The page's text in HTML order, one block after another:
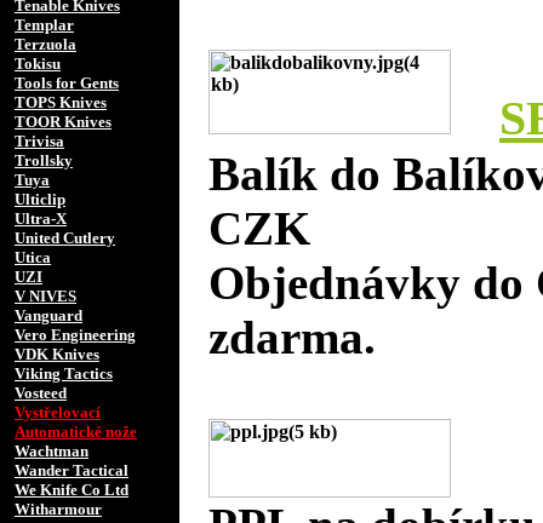
Tenable Knives
Templar
Terzuola
Tokisu
Tools for Gents
TOPS Knives
TOOR Knives
Trivisa
Trollsky
Tuya
Ulticlip
Ultra-X
United Cutlery
Utica
UZI
V NIVES
Vanguard
Vero Engineering
VDK Knives
Viking Tactics
Vosteed
Vystřelovací
Automatické nože
Wachtman
Wander Tactical
We Knife Co Ltd
Witharmour
Balík do
CZK
Objednávky do
zdarma.